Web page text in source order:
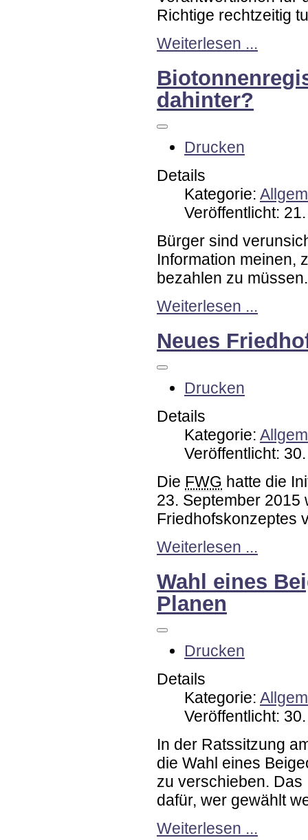
Richtige rechtzeitig
Weiterlesen ...
dahinter?
Drucken
Details
Kategorie:
Veröffentlicht:
Bürger sind
Information meinen,
bezahlen zu müssen.
Weiterlesen ...
Neues
Drucken
Details
Kategorie:
Veröffentlicht:
Die FWG hatte die
23. September 2015
Friedhofskonzeptes
Weiterlesen ...
Wahl eines
Planen
Drucken
Details
Kategorie:
Veröffentlicht:
In der Ratssitzung
die Wahl eines
zu verschieben.
dafür, wer gewählt
Weiterlesen ...